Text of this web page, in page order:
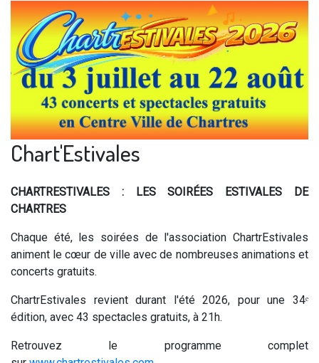
Chart'Estivales
CHARTRESTIVALES : LES SOIRÉES ESTIVALES DE
CHARTRES
Chaque été, les soirées de l'association ChartrEstivales
animent le cœur de ville avec de nombreuses animations et
concerts gratuits.
ChartrEstivales revient durant l'été 2026, pour une 34ᵉ
édition, avec 43 spectacles gratuits, à 21h.
Retrouvez le programme complet